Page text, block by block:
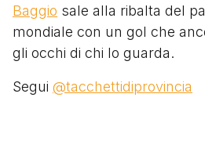
Baggio sale alla ribalta del
mondiale con un gol che
gli occhi di chi lo guarda.
Segui @tacchettidiprovincia